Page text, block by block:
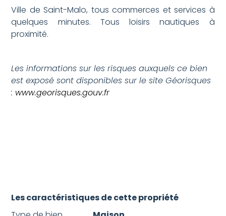
Ville de Saint-Malo, tous commerces et services à
quelques minutes. Tous loisirs nautiques à
proximité.
Les informations sur les risques auxquels ce bien
est exposé sont disponibles sur le site Géorisques
: www.georisques.gouv.fr
Les caractéristiques de cette propriété